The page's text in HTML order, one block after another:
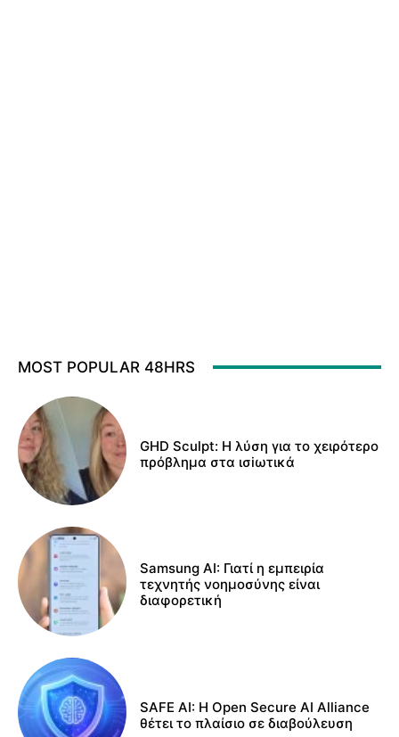
MOST POPULAR 48HRS
GHD Sculpt: Η λύση για το χειρότερο
πρόβλημα στα ισiωτικά
Samsung AI: Γιατί η εμπειρία
τεχνητής νοημοσύνης είναι
διαφορετική
SAFE AI: Η Open Secure AI Alliance
θέτει το πλαίσιο σε διαβούλευση